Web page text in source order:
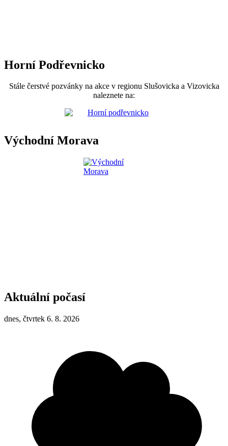
Horní Podřevnicko
Stále čerstvé pozvánky na akce v regionu Slušovicka a Vizovicka
naleznete na:
Východní Morava
Aktuální počasí
dnes, čtvrtek 6. 8. 2026